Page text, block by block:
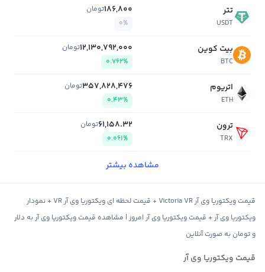
تتر
USDT
186,800تومان
0%
بیت کوین
BTC
12,130,792,000تومان
0.762%
اتریوم
ETH
357,828,476تومان
0.43%
ترون
TRX
61,158.32تومان
0.061%
مشاهده بیشتر
قیمت ویکتوریا وی آر Victoria VR + قیمت لحظه ای ویکتوریا وی آر VR + نمودار
ویکتوریا وی آر + قیمت ویکتوریا وی آر امروز | مشاهده قیمت ویکتوریا وی آر به دلار
و تومان به صورت آنلاین
قیمت ویکتوریا وی آر